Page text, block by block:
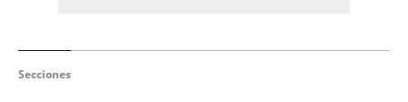
Secciones